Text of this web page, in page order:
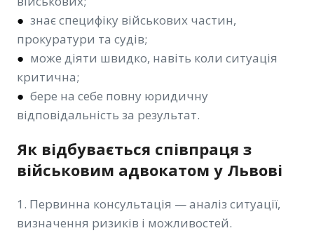
● знає специфіку військових частин,
прокуратури та судів;
● може діяти швидко, навіть коли ситуація
критична;
● бере на себе повну юридичну
відповідальність за результат.
Як відбувається співпраця з
військовим адвокатом у Львові
1. Первинна консультація — аналіз ситуації,
визначення ризиків і можливостей.